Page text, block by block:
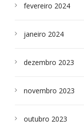
fevereiro 2024
janeiro 2024
dezembro 2023
novembro 2023
outubro 2023